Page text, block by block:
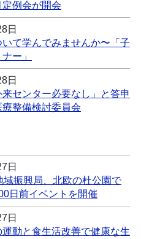
定例会が開会
日
いて学んでみませんか〜「子
ー」
日
来センター必要なし」と答申
療整備検討委員会
日
域振興局、北欧の杜公園で
日前イベントを開催
日
運動と食生活改善で健康な生